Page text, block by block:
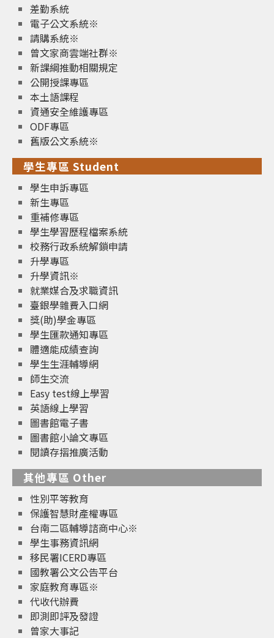
差勤系統
電子公文系統※
請購系統※
曾文家商雲端社群※
新課綱推動相關規定
公開授課專區
本土語課程
資通安全維護專區
ODF專區
舊版公文系統※
學生專區 Student
學生申訴專區
新生專區
重補修專區
學生學習歷程檔案系統
校務行政系統解鎖申請
升學專區
升學資訊※
就業媒合及求職資訊
臺銀學雜費入口網
獎(助)學金專區
學生匯款通知專區
體適能成績查詢
學生生涯輔導網
師生交流
Easy test線上學習
英語線上學習
圖書館電子書
圖書館小論文專區
閱讀存摺推廣活動
其他專區 Other
性別平等教育
保護智慧財產權專區
台南二區輔導諮商中心※
學生事務資訊網
移民署ICERD專區
國教署公文公告平台
家庭教育專區※
代收代辦費
即測即評及發證
曾家大事記